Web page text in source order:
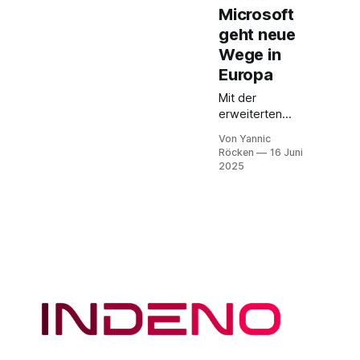
Microsoft
geht neue
Wege in
Europa
Mit der
erweiterten
Sovereign
Cloud
Compliance
und digitale
Souveränität
Von Yannic
Röcken
16 Juni
2025